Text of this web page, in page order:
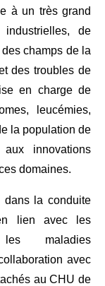
à un très grand
industrielles, de
champs de la
des troubles de
en charge de
leucémies,
la population de
innovations
domaines.
dans la conduite
lien avec les
les maladies
avec
au CHU de